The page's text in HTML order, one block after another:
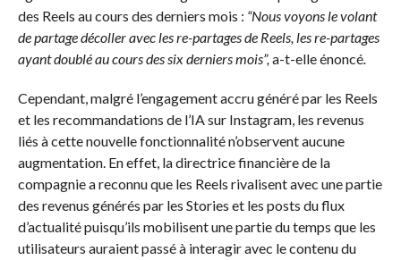
des Reels au cours des derniers mois : “Nous voyons le volant
de partage décoller avec les re-partages de Reels, les re-partages
ayant doublé au cours des six derniers mois”,a-t-elle énoncé.
Cependant, malgré l’engagement accru généré par les Reels
et les recommandations de l’IA sur Instagram, les revenus
liés à cette nouvelle fonctionnalité n’observent aucune
augmentation. En effet, la directrice financière de la
compagnie a reconnu que les Reels rivalisent avec une partie
des revenus générés par les Stories et les posts du flux
d’actualité puisqu’ils mobilisent une partie du temps que les
utilisateurs auraient passé à interagir avec le contenu du